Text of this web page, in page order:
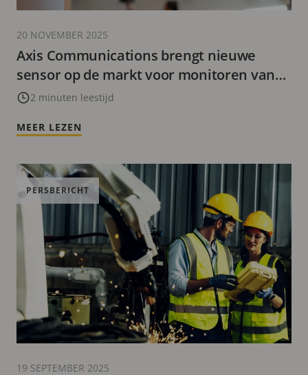
Axis Communications brengt nieuwe
sensor op de markt voor monitoren van
luchtkwaliteit
2 minuten leestijd
20 NOVEMBER 2025
MEER LEZEN
PERSBERICHT
19 SEPTEMBER 2025